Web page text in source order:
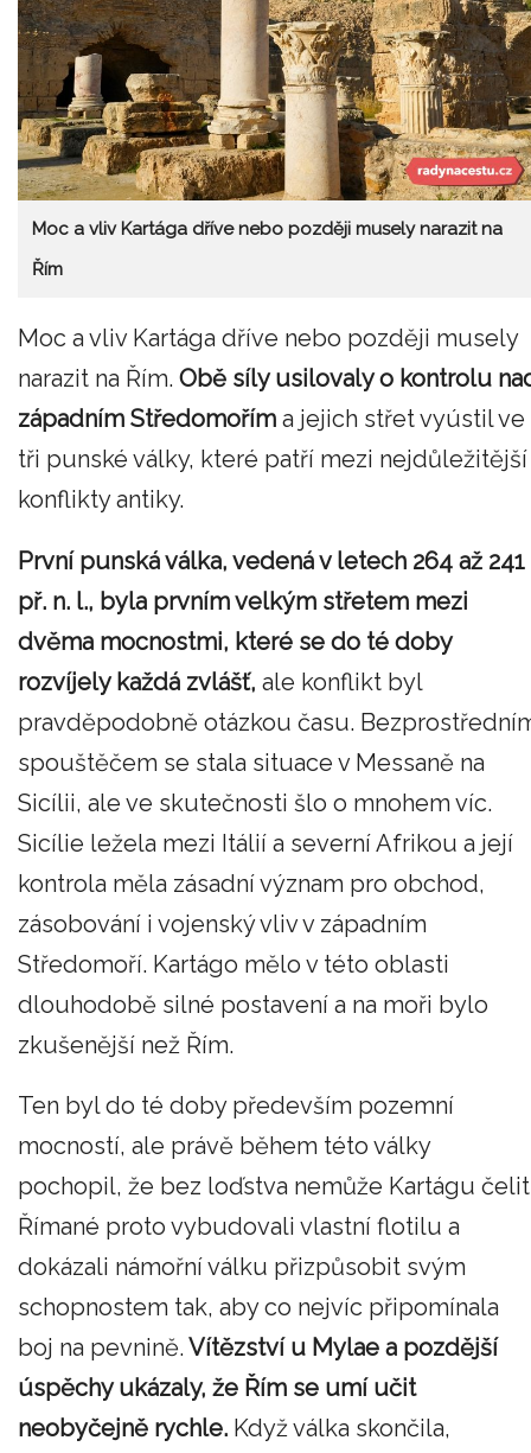
Moc a vliv Kartága dříve nebo později musely narazit na
Řím
Moc a vliv Kartága dříve nebo později musely
narazit na Řím. Obě síly usilovaly o kontrolu
západním Středomořím a jejich střet vyústil ve
tři punské války, které patří mezi nejdůležitější
konflikty antiky.
První punská válka, vedená v letech 264 až 241
př. n. l., byla prvním velkým střetem mezi
dvěma mocnostmi, které se do té doby
rozvíjely každá zvlášť, ale konflikt byl
pravděpodobně otázkou času.
spouštěčem se stala situace v Messaně na
Sicílii, ale ve skutečnosti šlo o mnohem víc.
Sicílie ležela mezi Itálií a severní Afrikou a její
kontrola měla zásadní význam pro obchod,
zásobování i vojenský vliv v západním
Středomoří. Kartágo mělo v této oblasti
dlouhodobě silné postavení a na moři bylo
zkušenější než Řím.
Ten byl do té doby především pozemní
mocností, ale právě během této války
pochopil, že bez loďstva nemůže Kartágu
Římané proto vybudovali vlastní flotilu a
dokázali námořní válku přizpůsobit svým
schopnostem tak, aby co nejvíc připomínala
boj na pevnině. Vítězství u Mylae a pozdější
úspěchy ukázaly, že Řím se umí učit
neobyčejně rychle. Když válka skončila,